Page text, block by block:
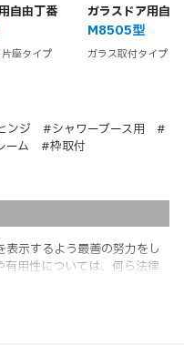
自由丁番
座タイプ
ガラスドア用自
M8505型
ガラス取付タイプ
ンジ #シャワーブース用 #
ーム #枠取付
示するよう最善の努力をし
用性については、何ら法律